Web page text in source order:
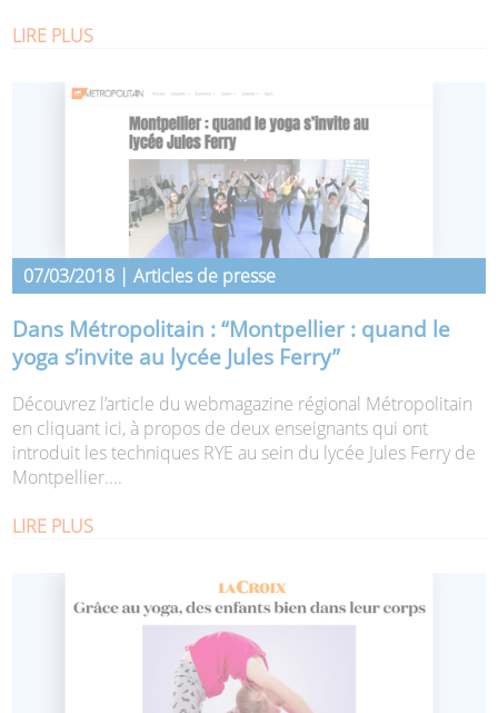
LIRE PLUS
07/03/2018 | Articles de presse
Dans Métropolitain : “Montpellier : quand le
yoga s’invite au lycée Jules Ferry”
Découvrez l’article du webmagazine régional Métropolitain
en cliquant ici, à propos de deux enseignants qui ont
introduit les techniques RYE au sein du lycée Jules Ferry de
Montpellier....
LIRE PLUS